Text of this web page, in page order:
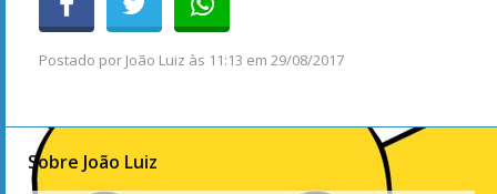
Postado por João Luiz às 11:13 em 29/08/2017
Sobre João Luiz